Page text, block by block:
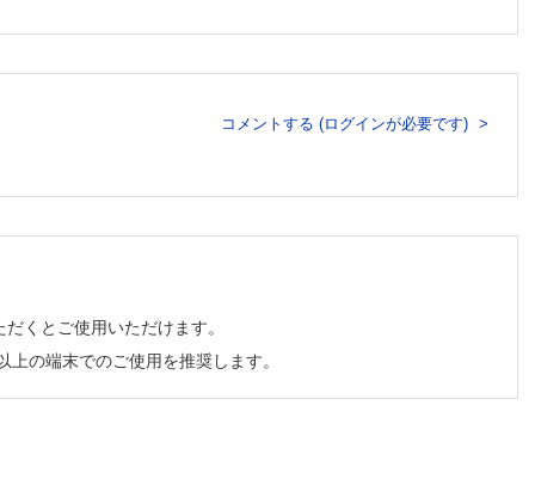
から
事例
コメントする (ログインが必要です)
くとご使用いただけます。
の端末でのご使用を推奨します。